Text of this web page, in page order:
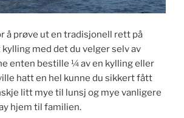
å prøve ut en tradisjonell rett på
med det du velger selv av
enten bestille ¼ av en kylling eller
hatt en hel kunne du sikkert fått
litt mye til lunsj og mye vanligere
hjem til familien.